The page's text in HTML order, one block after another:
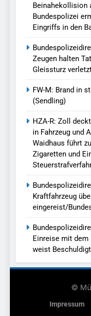
Beinahekollision
Bundespolizei
Eingriffs in den
Zeugen halten
Gleissturz
FW-M: Brand in
(Sendling)
HZA-R: Zoll
in Fahrzeug und
Waidhaus führt
Zigaretten und
Kraftfahrzeug
eingereist/
Einreise mit
weist
©
Impressum